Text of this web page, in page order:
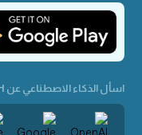
اسأل الذكاء الاصطناعي عن FUH